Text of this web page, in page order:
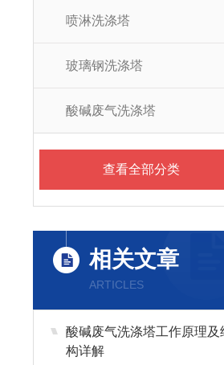
喷淋洗涤塔
玻璃钢洗涤塔
酸碱废气洗涤塔
查看全部分类
相关文章
ARTICLES
酸碱废气洗涤塔工作原理及
构详解